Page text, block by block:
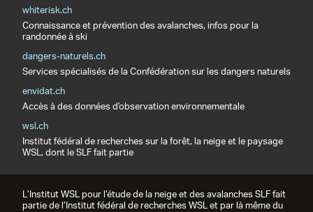
whiterisk.ch
Connaissance et prévention des avalanches, infos pour la
randonnée à ski
dangers-naturels.ch
Services spécialisés de la Confédération sur les dangers naturels
envidat.ch
Accès à des données d'observation environnementale
wsl.ch
Institut fédéral de recherches sur la forêt, la neige et le paysage
WSL, dont le SLF fait partie
L’Institut WSL pour l’étude de la neige et des avalanches SLF fait
partie de l’Institut fédéral de recherches WSL et par là même du